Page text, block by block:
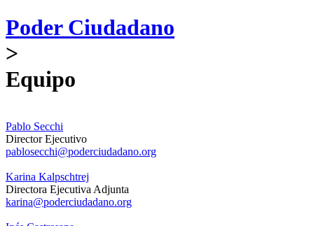
Poder Ciudadano
>
Equipo
Pablo Secchi
Director Ejecutivo
pablosecchi@poderciudadano.org
Karina Kalpschtrej
Directora Ejecutiva Adjunta
karina@poderciudadano.org